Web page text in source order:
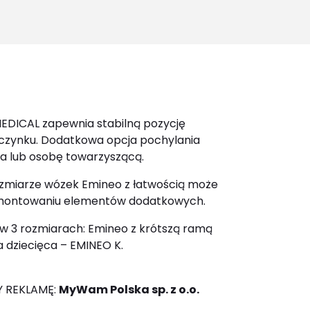
zapewnia stabilną pozycję
Dodatkowa opcja pochylania
lub osobę towarzyszącą.
wózek Emineo z łatwością może
elementów dodatkowych.
3 rozmiarach: Emineo z krótszą ramą
– EMINEO K.
MyWam Polska sp. z o.o.